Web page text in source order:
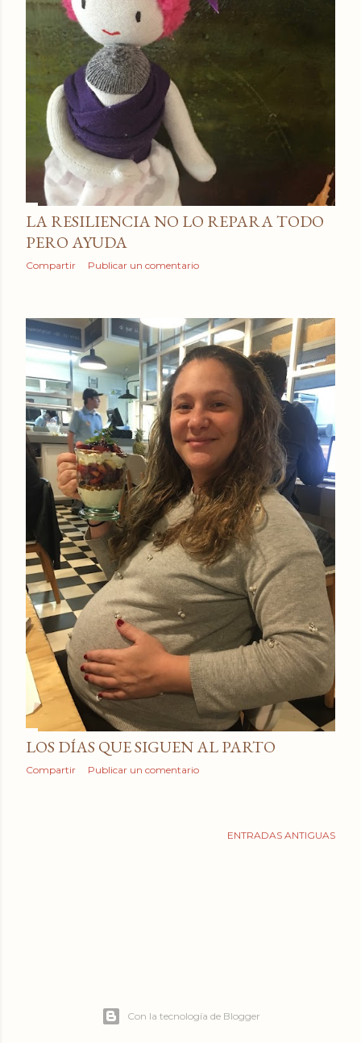
LA RESILIENCIA NO LO REPARA TODO
PERO AYUDA
Compartir Publicar un comentario
LOS DÍAS QUE SIGUEN AL PARTO
Compartir Publicar un comentario
ENTRADAS ANTIGUAS
Con la tecnología de Blogger